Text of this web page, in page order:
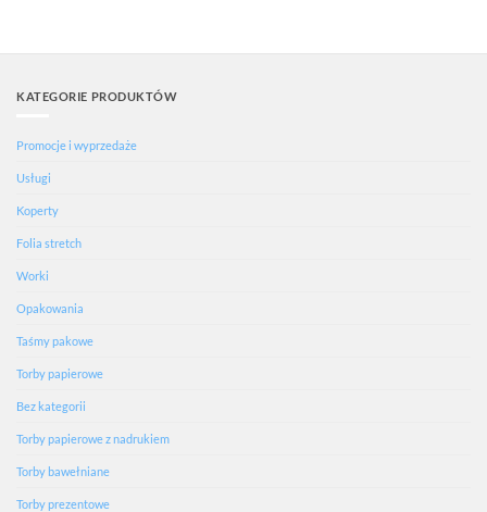
KATEGORIE PRODUKTÓW
Promocje i wyprzedaże
Usługi
Koperty
Folia stretch
Worki
Opakowania
Taśmy pakowe
Torby papierowe
Bez kategorii
Torby papierowe z nadrukiem
Torby bawełniane
Torby prezentowe